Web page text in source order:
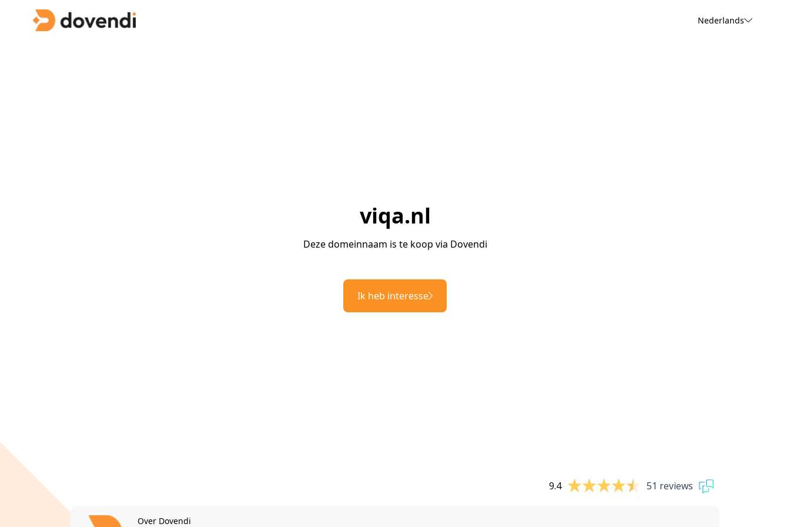
Nederlands
viqa.nl
Deze domeinnaam is te koop via Dovendi
Ik heb interesse
9.4 51 reviews
Over Dovendi